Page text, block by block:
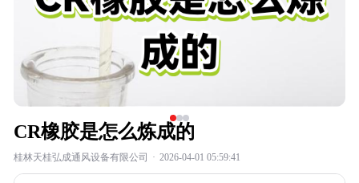
CR橡胶是怎么炼成的
桂林天桂弘成通风设备有限公司 · 2026-04-01 05:59:41